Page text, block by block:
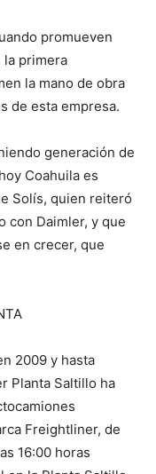
promueven
la primera
la mano de obra
de esta empresa.
generación de
Coahuila es
Solís, quien reiteró
con Daimler, y que
en crecer, que
2009 y hasta
Planta Saltillo ha
Freightliner, de
16:00 horas